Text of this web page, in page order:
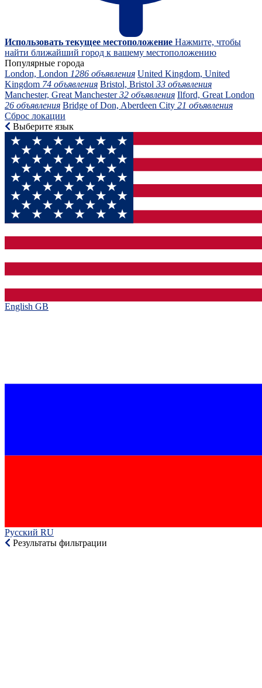
Использовать текущее местоположение Нажмите, чтобы
найти ближайший город к вашему местоположению
Популярные города
London, London 1286 объявления United Kingdom, United
Kingdom 74 объявления Bristol, Bristol 33 объявления
Manchester, Great Manchester32 объявления Ilford, Great London
26 объявления Bridge of Don, Aberdeen City 21 объявления
Сброс локации
Выберите язык
English GB‎
Русский RU‎
Результаты фильтрации